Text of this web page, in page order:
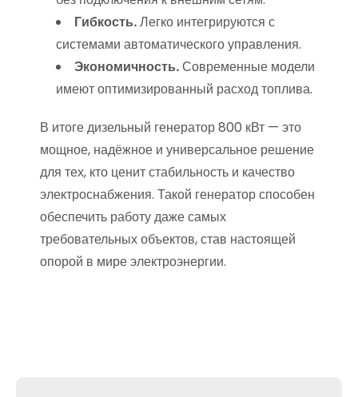
Гибкость.Легко интегрируются с
системами автоматического управления.
Экономичность.Современные модели
имеют оптимизированный расход топлива.
В итоге дизельный генератор 800 кВт — это
мощное, надёжное и универсальное решение
для тех, кто ценит стабильность и качество
электроснабжения. Такой генератор способен
обеспечить работу даже самых
требовательных объектов, став настоящей
опорой в мире электроэнергии.